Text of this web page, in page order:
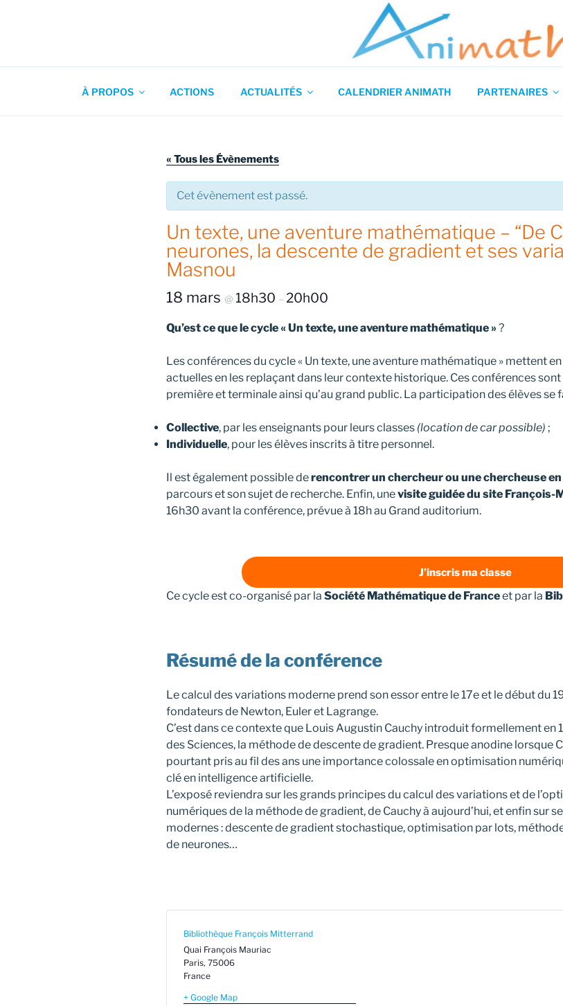
Association pour l'Animation en Mathématiques
À PROPOS ACTIONS ACTUALITÉS CALENDRIER ANIMATH PARTENAIRES
« Tous les Évènements
Cet évènement est passé.
Un texte, une aventure mathématique – “De
neurones, la descente de gradient et ses
Masnou
18 mars @ 18h30 – 20h00
Qu’est ce que le cycle « Un texte, une aventure mathématique »?
Les conférences du cycle « Un texte, une aventure mathématique » mettent
actuelles en les replaçant dans leur contexte historique. Ces conférences
première et terminale ainsi qu’au grand public. La participation des élèves se
Collective, par les enseignants pour leurs classes (location de car possible) ;
Individuelle, pour les élèves inscrits à titre personnel.
Il est également possible derencontrer un chercheur ou une chercheuse
parcours et son sujet de recherche. Enfin, unevisite guidée du site François-
16h30 avant la conférence, prévue à 18h au Grand auditorium.
J’inscris ma classe
Ce cycle est co-organisé par la Société Mathématique de Franceet par la
Résumé de la conférence
Le calcul des variations moderne prend son essor entre le 17e et le début du
fondateurs de Newton, Euler et Lagrange.
C’est dans ce contexte que Louis Augustin Cauchy introduit formellement en
des Sciences, la méthode de descente de gradient. Presque anodine lorsque
pourtant pris au fil des ans une importance colossale en optimisation
clé en intelligence artificielle.
L’exposé reviendra sur les grands principes du calcul des variations et de
numériques de la méthode de gradient, de Cauchy à aujourd’hui, et enfin sur
modernes : descente de gradient stochastique, optimisation par lots,
de neurones…
Bibliothèque François Mitterrand
Quai François Mauriac
Paris, 75006
France
+ Google Map